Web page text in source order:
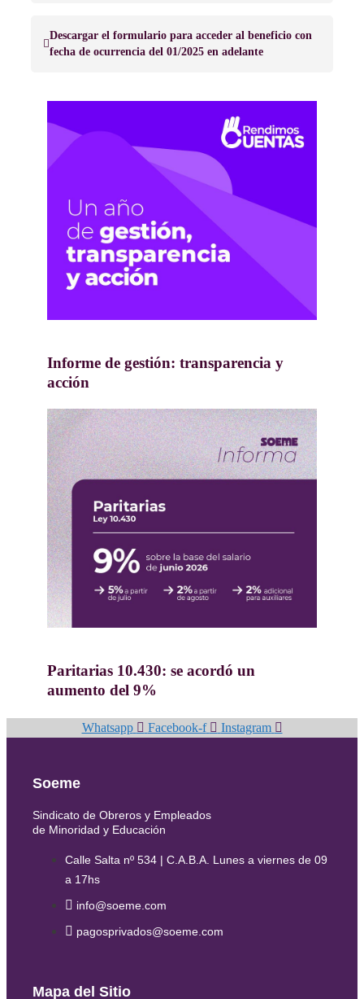
Descargar el formulario para acceder al beneficio con
fecha de ocurrencia del 01/2025 en adelante
Informe de gestión: transparencia y
acción
Paritarias 10.430: se acordó un
aumento del 9%
Whatsapp Facebook-f Instagram
Soeme
Sindicato de Obreros y Empleados
de Minoridad y Educación
Calle Salta nº 534 | C.A.B.A. Lunes a viernes de 09
a 17hs
info@soeme.com
pagosprivados@soeme.com
Mapa del Sitio